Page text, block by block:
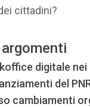
cittadini?
digitale nei
del
cambiamenti